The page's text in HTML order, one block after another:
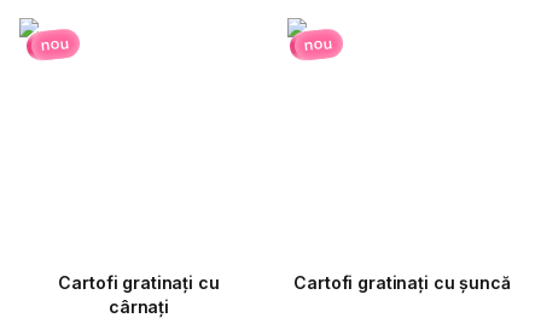
nou
Cartofi gratinați cu
cârnați
nou
Cartofi gratinați cu șuncă